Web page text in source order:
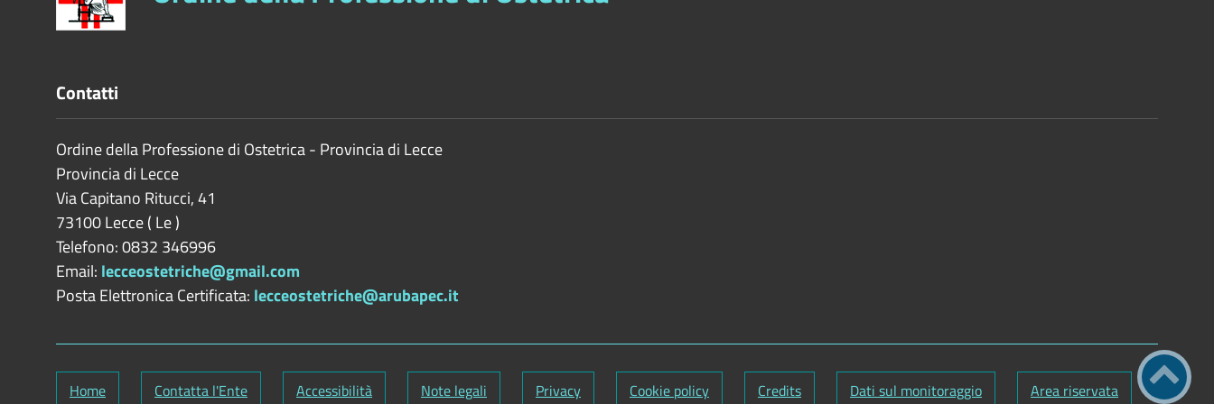
Contatti
Ordine della Professione di Ostetrica - Provincia di Lecce
Provincia di Lecce
Via Capitano Ritucci, 41
73100Lecce( Le)
Telefono: 0832 346996
Email: lecceostetriche@gmail.com
Posta Elettronica Certificata: lecceostetriche@arubapec.it
Home Contatta l'Ente Accessibilità Note legali Privacy Cookie policy Credits Dati sul monitoraggio Area riservata